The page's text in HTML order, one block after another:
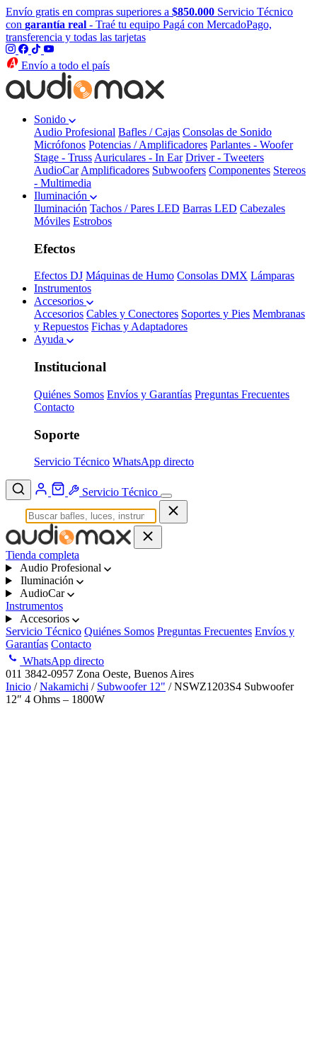
Envío gratis en compras superiores a $850.000 Servicio Técnico
con garantía real - Traé tu equipo Pagá con MercadoPago,
transferencia y todas las tarjetas
Envío a todo el país
Sonido
Audio Profesional Bafles / Cajas Consolas de Sonido
Micrófonos Potencias / Amplificadores Parlantes - Woofer
Stage - Truss Auriculares - In Ear Driver - Tweeters
AudioCar Amplificadores Subwoofers Componentes Stereos
- Multimedia
Iluminación
Iluminación Tachos / Pares LED Barras LED Cabezales
Móviles Estrobos
Efectos
Efectos DJ Máquinas de Humo Consolas DMX Lámparas
Instrumentos
Accesorios
Accesorios Cables y Conectores Soportes y Pies Membranas
y Repuestos Fichas y Adaptadores
Ayuda
Institucional
Quiénes Somos Envíos y Garantías Preguntas Frecuentes
Contacto
Soporte
Servicio Técnico WhatsApp directo
Servicio Técnico
Tienda completa
Audio Profesional
Iluminación
AudioCar
Instrumentos
Accesorios
Servicio Técnico Quiénes Somos Preguntas Frecuentes Envíos y
Garantías Contacto
WhatsApp directo
011 3842-0957 Zona Oeste, Buenos Aires
Inicio /Nakamichi / Subwoofer 12" / NSWZ1203S4 Subwoofer
12″ 4 Ohms – 1800W